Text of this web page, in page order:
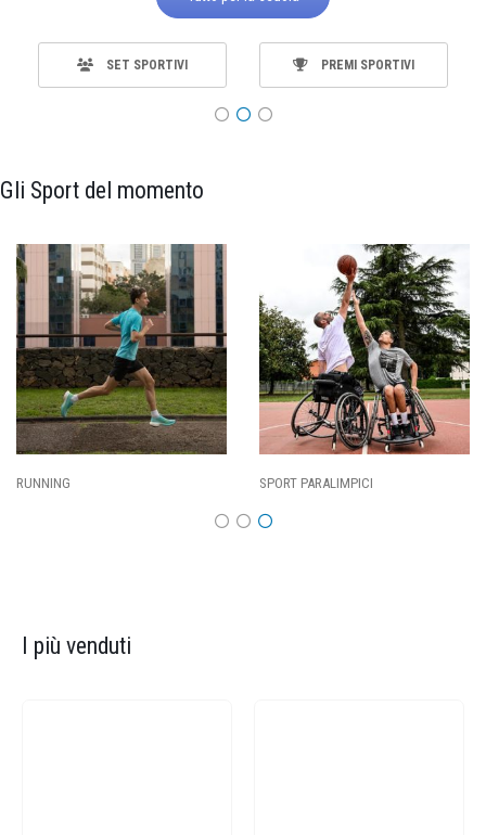
SET SPORTIVI PREMI SPORTIVI
Gli Sport del momento
CALCIO
I più venduti